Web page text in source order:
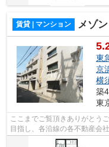
賃貸 | マンション メゾ
東
京
横
築
東
ここまでご覧頂きありがとう
目指し、各沿線の各不動産会
様へ提供しております！最新の